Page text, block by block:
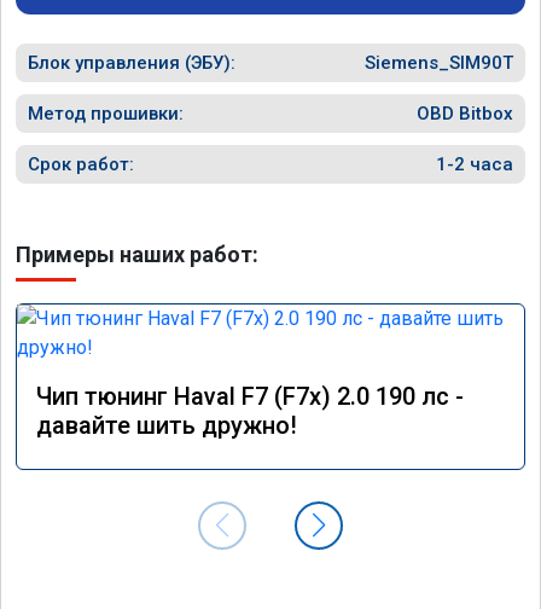
топлива был выше чем сейчас.
Команда у них топ!!!
Блок управления (ЭБУ): Siemens_SIM90T
Метод прошивки: OBD Bitbox
Срок работ: 1-2 часа
Примеры наших работ:
Чип тюнинг Haval F7 (F7x) 2.0 190 лс -
давайте шить дружно!